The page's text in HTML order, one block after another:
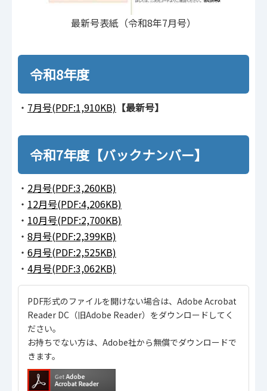
最新号表紙（令和8年7月号）
令和8年度
・ 7月号(PDF:1,910KB) 【最新号】
令和7年度【バックナンバー】
・ 2月号(PDF:3,260KB)
・ 12月号(PDF:4,206KB)
・ 10月号(PDF:2,700KB)
・ 8月号(PDF:2,399KB)
・ 6月号(PDF:2,525KB)
・ 4月号(PDF:3,062KB)
PDF形式のファイルを開けない場合は、Adobe Acrobat
Reader DC（旧Adobe Reader）をダウンロードしてく
ださい。
お持ちでない方は、Adobe社から無償でダウンロードで
きます。